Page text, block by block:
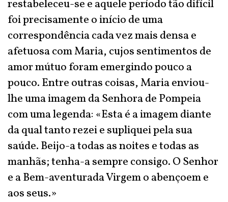
restabeleceu-se e aquele período tão difícil
foi precisamente o início de uma
correspondência cada vez mais densa e
afetuosa com Maria, cujos sentimentos de
amor mútuo foram emergindo pouco a
pouco. Entre outras coisas, Maria enviou-
lhe uma imagem da Senhora de Pompeia
com uma legenda: «Esta é a imagem diante
da qual tanto rezei e supliquei pela sua
saúde. Beijo-a todas as noites e todas as
manhãs; tenha-a sempre consigo. O Senhor
e a Bem-aventurada Virgem o abençoem e
aos seus.»